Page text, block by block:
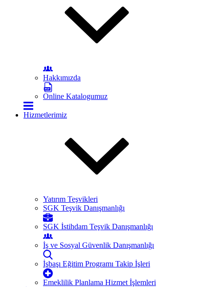
Hakkımızda
Online Katalogumuz
Hizmetlerimiz
Yatırım Teşvikleri
SGK Teşvik Danışmanlığı
SGK İstihdam Teşvik Danışmanlığı
İş ve Sosyal Güvenlik Danışmanlığı
İşbaşı Eğitim Programı Takip İşleri
Emeklilik Planlama Hizmet İşlemleri